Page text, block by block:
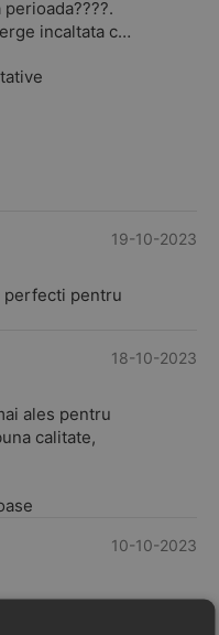
incaltata cu
sa revenim cu
19-10-2023
perfecti pentru
18-10-2023
ales pentru
calitate,
10-10-2023